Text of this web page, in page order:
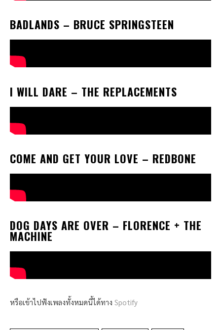
BADLANDS – BRUCE SPRINGSTEEN
I WILL DARE – THE REPLACEMENTS
COME AND GET YOUR LOVE – REDBONE
DOG DAYS ARE OVER – FLORENCE + THE
MACHINE
หรือเข้าไปฟังเพลงทั้งหมดนี้ได้ทาง Spotify